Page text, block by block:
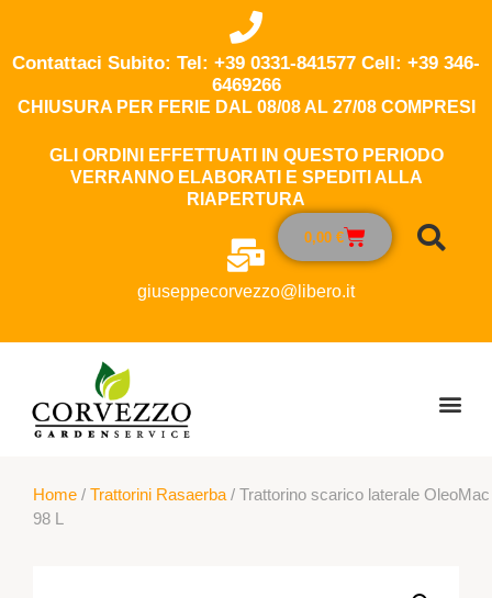
Contattaci Subito: Tel: +39 0331-841577 Cell: +39 346-
6469266
CHIUSURA PER FERIE DAL 08/08 AL 27/08 COMPRESI
GLI ORDINI EFFETTUATI IN QUESTO PERIODO
VERRANNO ELABORATI E SPEDITI ALLA
RIAPERTURA
giuseppecorvezzo@libero.it
0,00 €
Home / Trattorini Rasaerba / Trattorino scarico laterale OleoMac
98 L